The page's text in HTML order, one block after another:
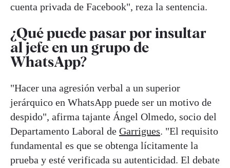
cuenta privada de Facebook", reza la sentencia.
¿Qué puede pasar por insultar
al jefe en un grupo de
WhatsApp?
"Hacer una agresión verbal a un superior
jerárquico en WhatsApp puede ser un motivo de
despido", afirma tajante Ángel Olmedo, socio del
Departamento Laboral de Garrigues. "El requisito
fundamental es que se obtenga lícitamente la
prueba y esté verificada su autenticidad. El debate